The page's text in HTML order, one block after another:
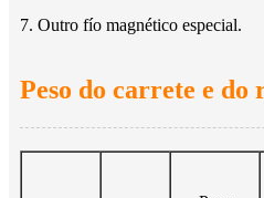
7. Outro fío magnético especial.
Peso do carrete e do